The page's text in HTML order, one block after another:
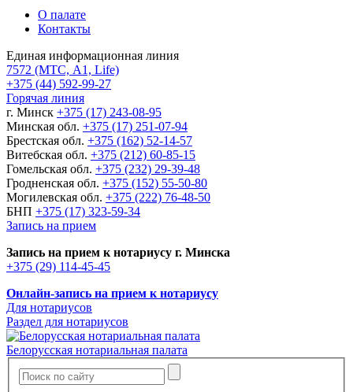
О палате
Контакты
Единая информационная линия
7572 (МТС, A1, Life)
+375 (44) 592-99-27
Горячая линия
г. Минск +375 (17) 243-08-95
Минская обл. +375 (17) 251-07-94
Брестская обл. +375 (162) 52-14-57
Витебская обл. +375 (212) 60-85-15
Гомельская обл. +375 (232) 29-39-48
Гродненская обл. +375 (152) 55-50-80
Могилевская обл. +375 (222) 76-48-50
БНП +375 (17) 323-59-34
Запись на прием
Запись на прием к нотариусу г. Минска
+375 (29) 114-45-45
Онлайн-запись на прием к нотариусу
Для нотариусов
Раздел для нотариусов
Белорусская нотариальная палата